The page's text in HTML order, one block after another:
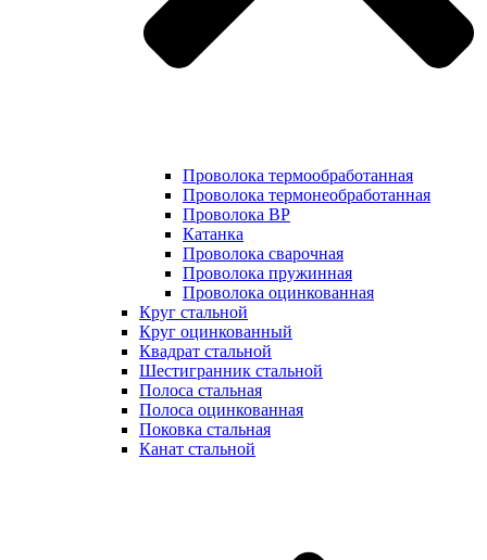
Проволока термообработанная
Проволока термонеобработанная
Проволока ВР
Катанка
Проволока сварочная
Проволока пружинная
Проволока оцинкованная
Круг стальной
Круг оцинкованный
Квадрат стальной
Шестигранник стальной
Полоса стальная
Полоса оцинкованная
Поковка стальная
Канат стальной